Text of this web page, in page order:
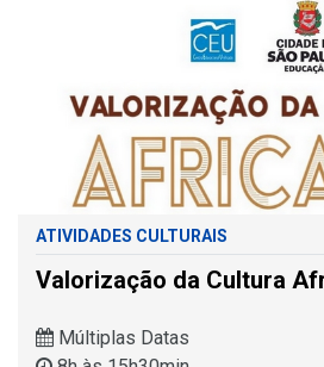
ATIVIDADES CULTURAIS
Valorização da Cultura
Múltiplas Datas